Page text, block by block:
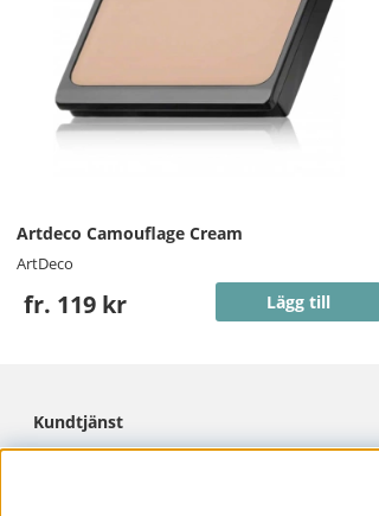
Artdeco Camouflage Cream
ArtDeco
fr. 119 kr Lägg till
Kundtjänst